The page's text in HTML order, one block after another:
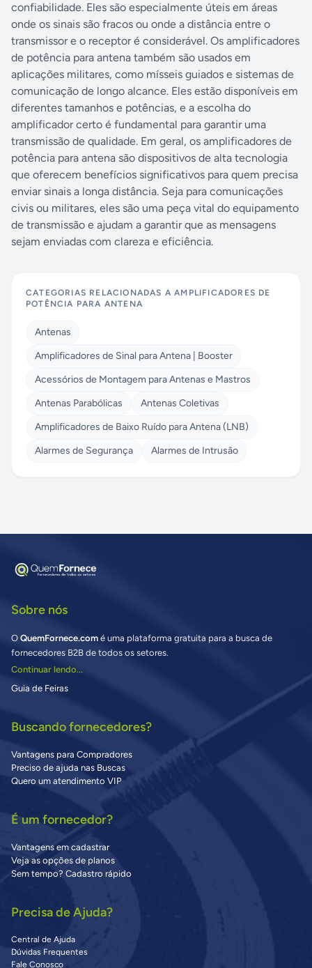
confiabilidade. Eles são especialmente úteis em áreas
onde os sinais são fracos ou onde a distância entre o
transmissor e o receptor é considerável. Os amplificadores
de potência para antena também são usados ​​em
aplicações militares, como mísseis guiados e sistemas de
comunicação de longo alcance. Eles estão disponíveis em
diferentes tamanhos e potências, e a escolha do
amplificador certo é fundamental para garantir uma
transmissão de qualidade. Em geral, os amplificadores de
potência para antena são dispositivos de alta tecnologia
que oferecem benefícios significativos para quem precisa
enviar sinais a longa distância. Seja para comunicações
civis ou militares, eles são uma peça vital do equipamento
de transmissão e ajudam a garantir que as mensagens
sejam enviadas com clareza e eficiência.
CATEGORIAS RELACIONADAS AAMPLIFICADORES DE
POTÊNCIA PARA ANTENA
Antenas
Amplificadores de Sinal para Antena | Booster
Acessórios de Montagem para Antenas e Mastros
Antenas Parabólicas
Antenas Coletivas
Amplificadores de Baixo Ruído para Antena (LNB)
Alarmes de Segurança
Alarmes de Intrusão
Sobre nós
O QuemFornece.com é uma plataforma gratuita para a busca de
fornecedores B2B de todos os setores.
Continuar lendo...
Guia de Feiras
Buscando fornecedores?
Vantagens para Compradores
Preciso de ajuda nas Buscas
Quero um atendimento VIP
É um fornecedor?
Vantagens em cadastrar
Veja as opções de planos
Sem tempo? Cadastro rápido
Precisa de Ajuda?
Central de Ajuda
Dúvidas Frequentes
Fale Conosco